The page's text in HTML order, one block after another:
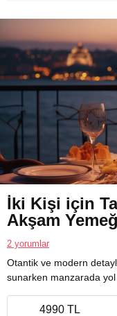
İki Kişi için
Akşam
2 yorumlar
Otantik ve modern
sunarken manzarada yol
4990 TL